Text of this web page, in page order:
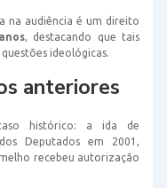
na audiência é um direito
, destacando que tais
ideológicas.
anteriores
histórico: a ida de
Deputados em 2001,
recebeu autorização